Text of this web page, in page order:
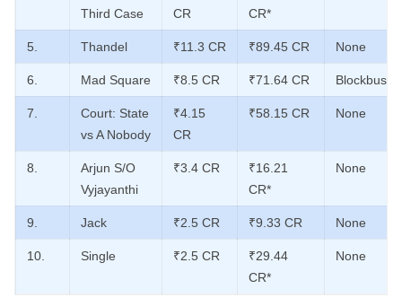
Third Case
CR
CR*
5. Thandel ₹11.3 CR ₹89.45 CR None
6. Mad Square ₹8.5 CR ₹71.64 CR Blockbuster
7.
Court: State
vs A Nobody
₹4.15
CR
₹58.15 CR None
8.
Arjun S/O
Vyjayanthi
₹3.4 CR
₹16.21
CR*
None
9. Jack ₹2.5 CR ₹9.33 CR None
10. Single ₹2.5 CR
₹29.44
CR*
None